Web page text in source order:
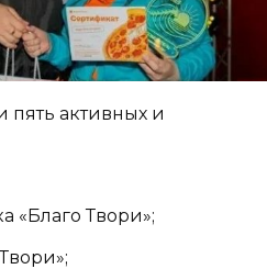
пять активных и
«Благо Твори»;